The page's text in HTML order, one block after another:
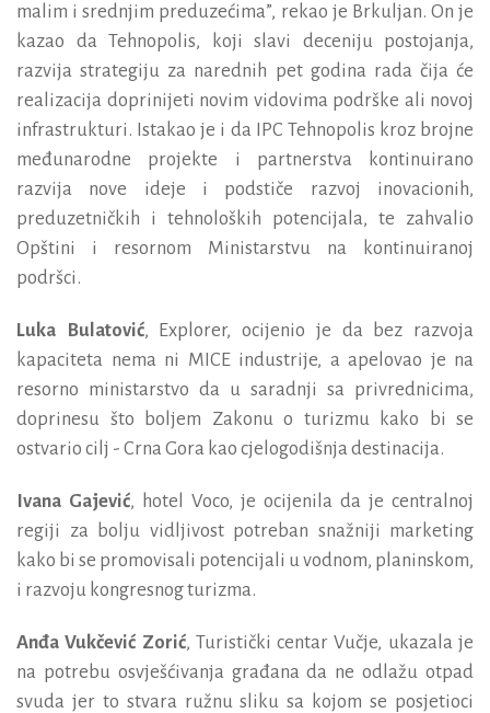
malim i srednjim preduzećima”, rekao je Brkuljan. On je
kazao da Tehnopolis, koji slavi deceniju postojanja,
razvija strategiju za narednih pet godina rada čija će
realizacija doprinijeti novim vidovima podrške ali novoj
infrastrukturi. Istakao je i da IPC Tehnopolis kroz brojne
međunarodne projekte i partnerstva kontinuirano
razvija nove ideje i podstiče razvoj inovacionih,
preduzetničkih i tehnoloških potencijala, te zahvalio
Opštini i resornom Ministarstvu na kontinuiranoj
podršci.
Luka Bulatović, Explorer, ocijenio je da bez razvoja
kapaciteta nema ni MICE industrije, a apelovao je na
resorno ministarstvo da u saradnji sa privrednicima,
doprinesu što boljem Zakonu o turizmu kako bi se
ostvario cilj - Crna Gora kao cjelogodišnja destinacija.
Ivana Gajević, hotel Voco, je ocijenila da je centralnoj
regiji za bolju vidljivost potreban snažniji marketing
kako bi se promovisali potencijali u vodnom, planinskom,
i razvoju kongresnog turizma.
Anđa Vukčević Zorić, Turistički centar Vučje, ukazala je
na potrebu osvješćivanja građana da ne odlažu otpad
svuda jer to stvara ružnu sliku sa kojom se posjetioci